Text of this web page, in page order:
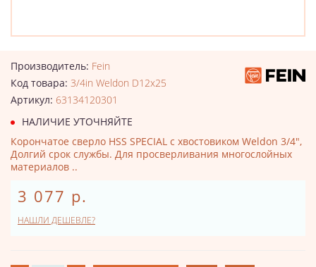
Производитель: Fein
Код товара: 3/4in Weldon D12x25
Артикул: 63134120301
НАЛИЧИЕ УТОЧНЯЙТЕ
Корончатое сверло HSS SPECIAL с хвостовиком Weldon 3/4",
Долгий срок службы. Для просверливания многослойных
материалов ..
3 077 р.
НАШЛИ ДЕШЕВЛЕ?